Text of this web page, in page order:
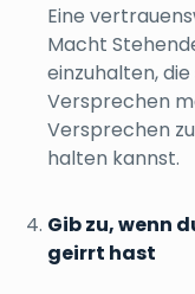
Eine
Macht
einzuhalten,
Versprechen
Versprechen
halten kannst.
Gib zu, wenn
geirrt hast